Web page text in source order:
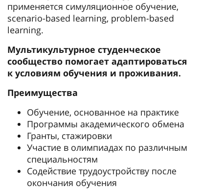
применяется симуляционное обучение,
scenario-based learning, problem-based
learning.
Мультикультурное студенческое
сообщество помогает адаптироваться
к условиям обучения и проживания.
Преимущества
Обучение, основанное на практике
Программы академического обмена
Гранты, стажировки
Участие в олимпиадах по различным
специальностям
Содействие трудоустройству после
окончания обучения